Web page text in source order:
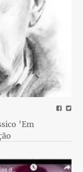
'Em